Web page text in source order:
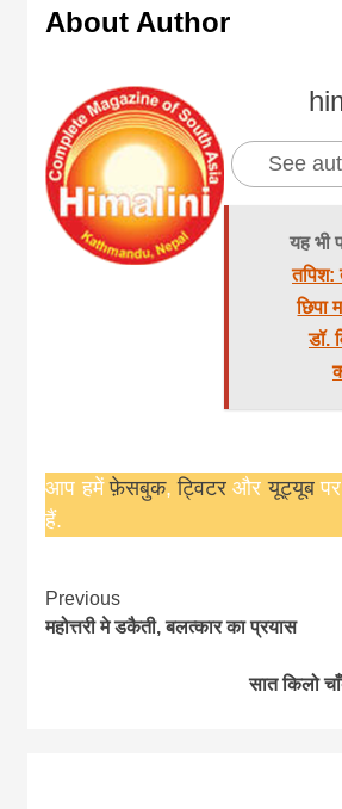
About Author
See
यह भी
तपिश:
छिपा
डॉ.
आप हमेंफ़ेसबुक,ट्विटरऔरयूट्यूबपर
हैं.
Continue
Reading
Previous
महोत्तरी मे डकैती, बलत्कार का प्रयास
सात किलो